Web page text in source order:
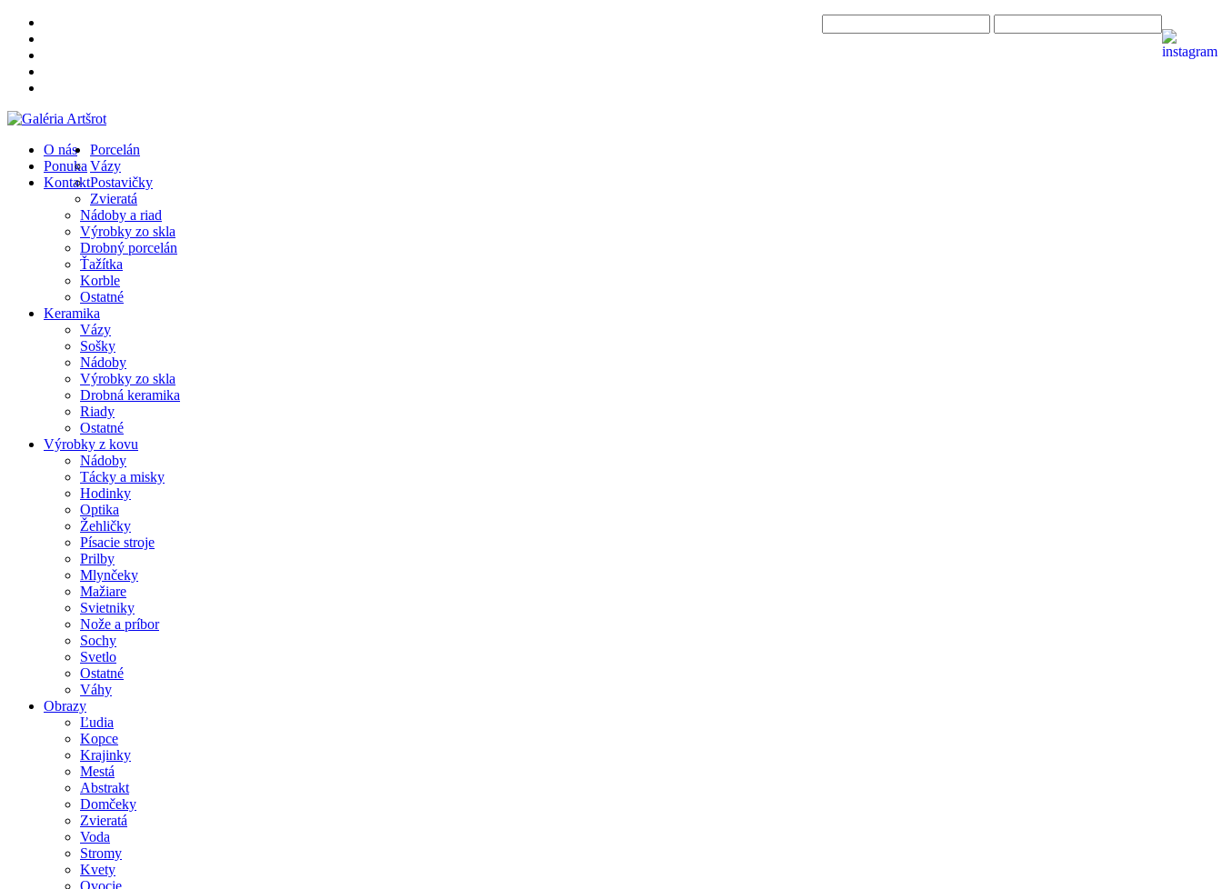
O nás
Ponuka
Kontakt
Porcelán
Vázy
Postavičky
Zvieratá
Nádoby a riad
Výrobky zo skla
Drobný porcelán
Ťažítka
Korble
Ostatné
Keramika
Vázy
Sošky
Nádoby
Výrobky zo skla
Drobná keramika
Riady
Ostatné
Výrobky z kovu
Nádoby
Tácky a misky
Hodinky
Optika
Žehličky
Písacie stroje
Prilby
Mlynčeky
Mažiare
Svietniky
Nože a príbor
Sochy
Svetlo
Ostatné
Váhy
Obrazy
Ľudia
Kopce
Krajinky
Mestá
Abstrakt
Domčeky
Zvieratá
Voda
Stromy
Kvety
Ovocie